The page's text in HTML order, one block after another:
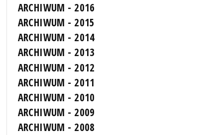
ARCHIWUM - 2016
ARCHIWUM - 2015
ARCHIWUM - 2014
ARCHIWUM - 2013
ARCHIWUM - 2012
ARCHIWUM - 2011
ARCHIWUM - 2010
ARCHIWUM - 2009
ARCHIWUM - 2008